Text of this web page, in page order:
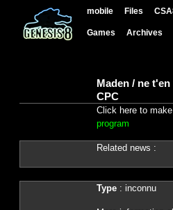
mobile Files
Games Archives
Maden / ne
CPC
Click here to
program
Related news :
Type: inconnu